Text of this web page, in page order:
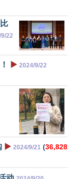
22
▶️ 2024/9/22
▶️ 2024/9/21 (36,828